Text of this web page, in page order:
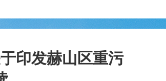
印发赫山区重污